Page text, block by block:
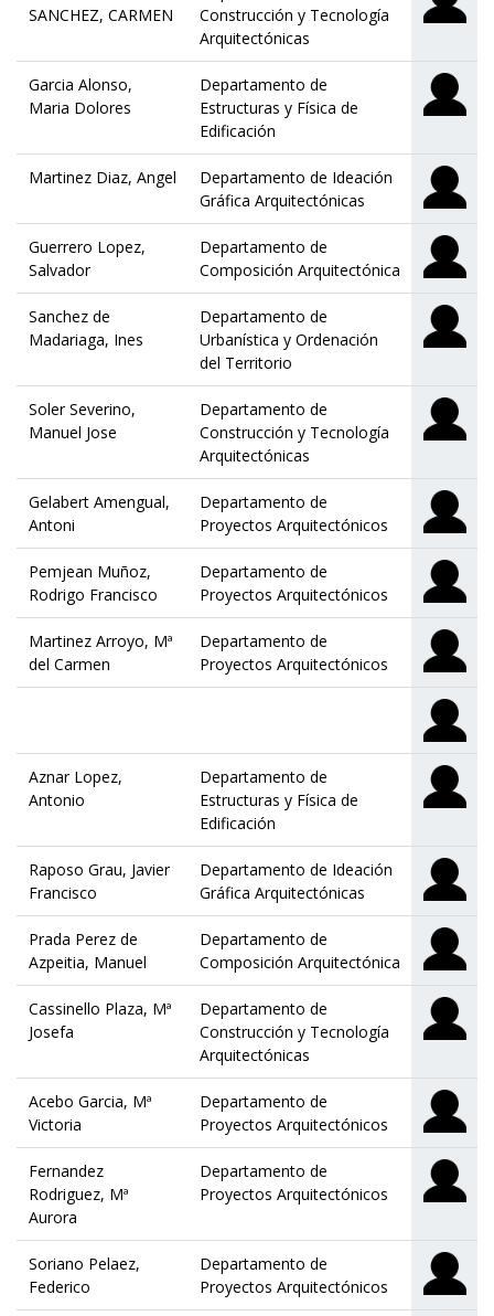
SANCHEZ, CARMEN
Construcción y Tecnología
Arquitectónicas
Garcia Alonso,
Maria Dolores
Departamento de
Estructuras y Física de
Edificación
Martinez Diaz, Angel
Departamento de Ideación
Gráfica Arquitectónicas
Guerrero Lopez,
Salvador
Departamento de
Composición Arquitectónica
Sanchez de
Madariaga, Ines
Departamento de
Urbanística y Ordenación
del Territorio
Soler Severino,
Manuel Jose
Departamento de
Construcción y Tecnología
Arquitectónicas
Gelabert Amengual,
Antoni
Departamento de
Proyectos Arquitectónicos
Pemjean Muñoz,
Rodrigo Francisco
Departamento de
Proyectos Arquitectónicos
Martinez Arroyo, Mª
del Carmen
Departamento de
Proyectos Arquitectónicos
Aznar Lopez,
Antonio
Departamento de
Estructuras y Física de
Edificación
Raposo Grau, Javier
Francisco
Departamento de Ideación
Gráfica Arquitectónicas
Prada Perez de
Azpeitia, Manuel
Departamento de
Composición Arquitectónica
Cassinello Plaza, Mª
Josefa
Departamento de
Construcción y Tecnología
Arquitectónicas
Acebo Garcia, Mª
Victoria
Departamento de
Proyectos Arquitectónicos
Fernandez
Rodriguez, Mª
Aurora
Departamento de
Proyectos Arquitectónicos
Soriano Pelaez,
Federico
Departamento de
Proyectos Arquitectónicos